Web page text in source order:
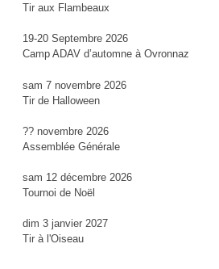
Tir aux Flambeaux
19-20 Septembre 2026
Camp ADAV d’automne à Ovronnaz
sam 7 novembre 2026
Tir de Halloween
?? novembre 2026
Assemblée Générale
sam 12 décembre 2026
Tournoi de Noël
dim 3 janvier 2027
Tir à l'Oiseau